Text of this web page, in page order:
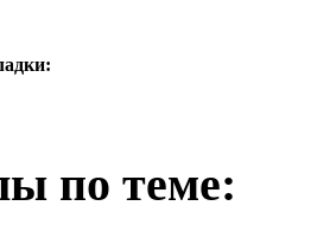
по теме: